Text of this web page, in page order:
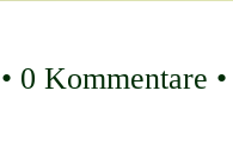
• 0 Kommentare